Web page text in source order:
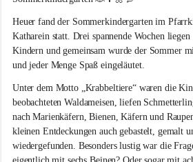
g
ö
ß
-
t
.
a
t
h
Heuer fand der Sommerkindergarten im
Katharein statt. Drei spannende Wochen
Kindern und gemeinsam wurde der Sommer
und jeder Menge Spaß eingeläutet.
Unter dem Motto „Krabbeltiere“ waren die
beobachteten Waldameisen, liefen
nach Marienkäfern, Bienen, Käfern und
kleinen Entdeckungen auch gebastelt, gemalt
wiedergefunden. Besonders lustig war die